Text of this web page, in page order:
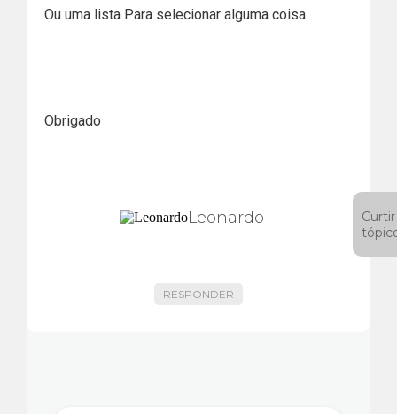
Ou uma lista Para selecionar alguma coisa.
Obrigado
Leonardo
Curtir
RESPONDER